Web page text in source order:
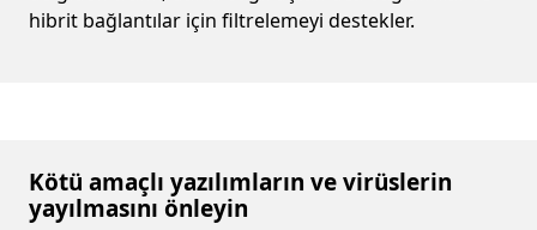
hibrit bağlantılar için filtrelemeyi destekler.
Kötü amaçlı yazılımların ve virüslerin
yayılmasını önleyin